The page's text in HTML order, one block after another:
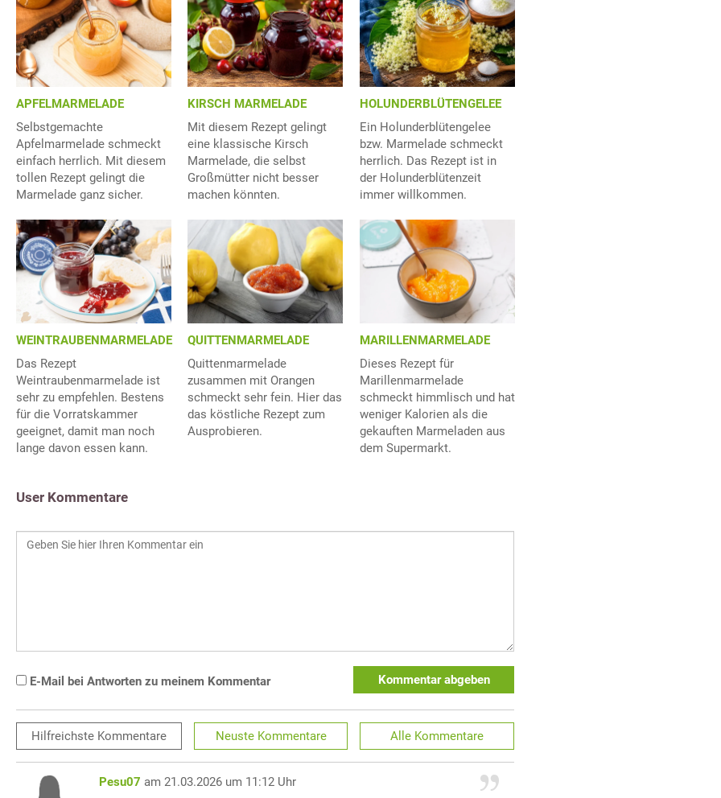
APFELMARMELADE
Selbstgemachte
Apfelmarmelade schmeckt
einfach herrlich. Mit diesem
tollen Rezept gelingt die
Marmelade ganz sicher.
KIRSCH MARMELADE
Mit diesem Rezept gelingt
eine klassische Kirsch
Marmelade, die selbst
Großmütter nicht besser
machen könnten.
HOLUNDERBLÜTENGELEE
Ein Holunderblütengelee
bzw. Marmelade schmeckt
herrlich. Das Rezept ist in
der Holunderblütenzeit
immer willkommen.
WEINTRAUBENMARMELADE
Das Rezept
Weintraubenmarmelade ist
sehr zu empfehlen. Bestens
für die Vorratskammer
geeignet, damit man noch
lange davon essen kann.
QUITTENMARMELADE
Quittenmarmelade
zusammen mit Orangen
schmeckt sehr fein. Hier das
das köstliche Rezept zum
Ausprobieren.
MARILLENMARMELADE
Dieses Rezept für
Marillenmarmelade
schmeckt himmlisch und hat
weniger Kalorien als die
gekauften Marmeladen aus
dem Supermarkt.
User Kommentare
E-Mail bei Antworten zu meinem Kommentar Kommentar abgeben
Hilfreichste Kommentare Neuste Kommentare Alle Kommentare
Pesu07 am 21.03.2026 um 11:12 Uhr